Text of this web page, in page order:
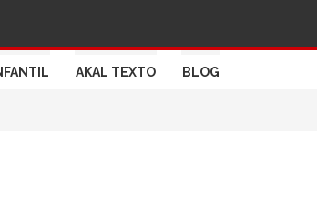
AKAL TEXTO BLOG